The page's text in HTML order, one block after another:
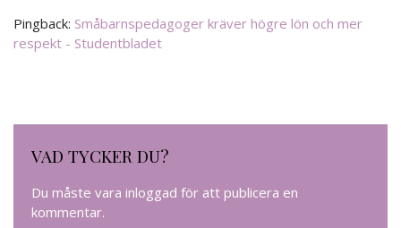
Pingback: Småbarnspedagoger kräver högre lön och mer
respekt - Studentbladet
VAD TYCKER DU?
Du måste vara inloggad för att publicera en
kommentar.